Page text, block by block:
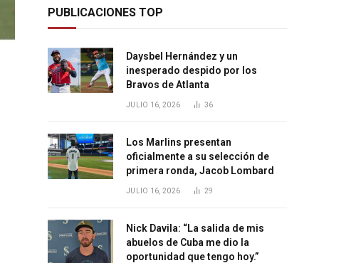
PUBLICACIONES TOP
Daysbel Hernández y un
inesperado despido por los
Bravos de Atlanta
JULIO 16, 2026 36
Los Marlins presentan
oficialmente a su selección de
primera ronda, Jacob Lombard
JULIO 16, 2026 29
Nick Davila: “La salida de mis
abuelos de Cuba me dio la
oportunidad que tengo hoy.”